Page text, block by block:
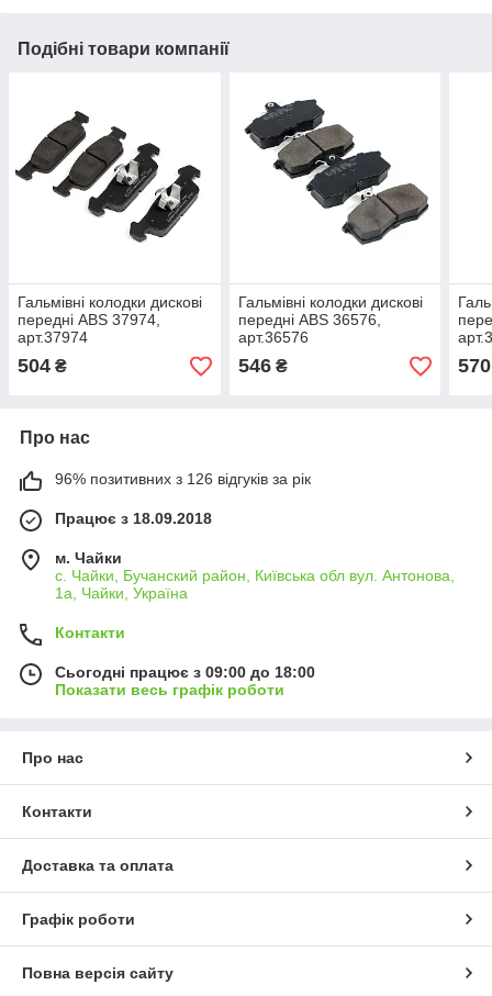
Подібні товари компанії
Гальмівні колодки дискові
передні ABS 37974,
арт.37974
504 ₴
Гальмівні колодки дискові
передні ABS 36576,
арт.36576
546₴ 570
Про нас
96% позитивних з 126 відгуків за рік
Працює з 18.09.2018
м. Чайки
с. Чайки, Бучанский район, Київська обл вул. Антонова,
1а, Чайки, Україна
Контакти
Сьогодні працює з 09:00 до 18:00
Показати весь графік роботи
Про нас
Контакти
Доставка та оплата
Графік роботи
Повна версія сайту